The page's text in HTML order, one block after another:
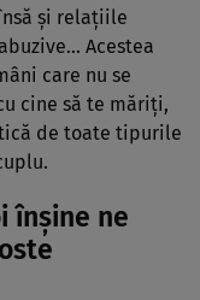
și relațiile
Acestea
care nu se
cine să te măriți,
de toate tipurile
înșine ne